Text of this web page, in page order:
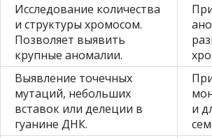
Исследование количества
и структуры хромосом.
Позволяет выявить
крупные аномалии.
Выявление точечных
мутаций, небольших
вставок или делеции в
гуанине ДНК.
и